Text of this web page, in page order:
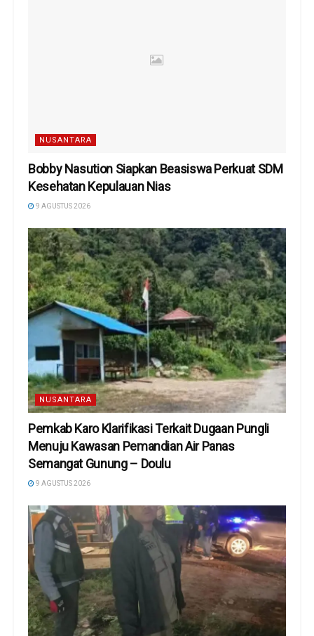
NUSANTARA
Bobby Nasution Siapkan Beasiswa Perkuat SDM
Kesehatan Kepulauan Nias
9 AGUSTUS 2026
NUSANTARA
Pemkab Karo Klarifikasi Terkait Dugaan Pungli
Menuju Kawasan Pemandian Air Panas
Semangat Gunung – Doulu ‎
9 AGUSTUS 2026